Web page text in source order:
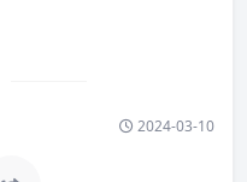
2024-03-10